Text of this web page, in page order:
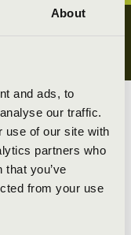
About
and ads, to
our traffic.
use of our site with
partners who
you’ve
from your use
koncert lista
ifjúsági koncert